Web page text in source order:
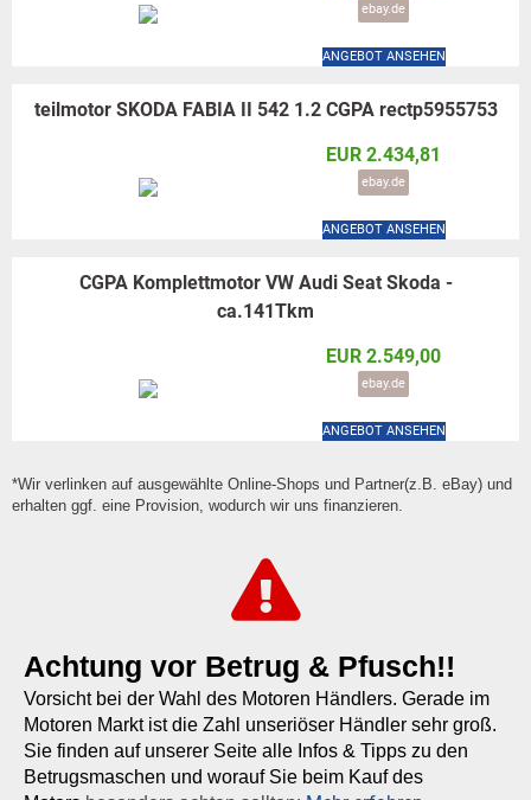
ebay.de
ANGEBOT ANSEHEN
teilmotor SKODA FABIA II 542 1.2 CGPA rectp5955753
EUR 2.434,81
ebay.de
ANGEBOT ANSEHEN
CGPA Komplettmotor VW Audi Seat Skoda -
ca.141Tkm
EUR 2.549,00
ebay.de
ANGEBOT ANSEHEN
*Wir verlinken auf ausgewählte Online-Shops und Partner(z.B. eBay) und
erhalten ggf. eine Provision, wodurch wir uns finanzieren.
Achtung vor Betrug & Pfusch!!
Vorsicht bei der Wahl des Motoren Händlers. Gerade im
Motoren Markt ist die Zahl unseriöser Händler sehr groß.
Sie finden auf unserer Seite alle Infos & Tipps zu den
Betrugsmaschen und worauf Sie beim Kauf des